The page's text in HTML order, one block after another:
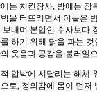
는 치킨장사, 밤에는 잠
을 터뜨리면서 이들은
보내며 본업인 수사보다
하기 위해 닭을 파는
웃음과 공감을 불러일
압박에 시달리는 해체
로, 정의감에 몸이 먼저